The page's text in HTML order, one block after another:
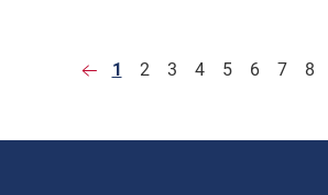
1 2 3 4 5 6 7 8